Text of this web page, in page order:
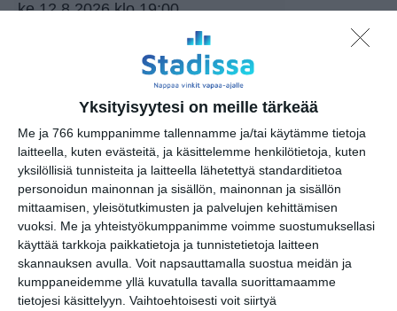
Yksityisyytesi on meille tärkeää
Me ja 766 kumppanimme tallennamme ja/tai käytämme tietoja
laitteella, kuten evästeitä, ja käsittelemme henkilötietoja, kuten
yksilöllisiä tunnisteita ja laitteella lähetettyä standarditietoa
personoidun mainonnan ja sisällön, mainonnan ja sisällön
mittaamisen, yleisötutkimusten ja palvelujen kehittämisen
vuoksi. Me ja yhteistyökumppanimme voimme suostumuksellasi
käyttää tarkkoja paikkatietoja ja tunnistetietoja laitteen
skannauksen avulla. Voit napsauttamalla suostua meidän ja
kumppaneidemme yllä kuvatulla tavalla suorittamaamme
tietojesi käsittelyyn. Vaihtoehtoisesti voit siirtyä
ke 12.8.2026 klo 19:00
Kaupunkitanssit
Teurastamolla
to 13.8.2026 klo 17:30
Wine Tasting Vallisaaressa
🍷
pe 14.8.2026 klo 17:00
Opastus kokoelmiin:
Tutkimusmatkojen aarteet
la 15.8.2026 klo 10:00
Pop-up kesäkahvila